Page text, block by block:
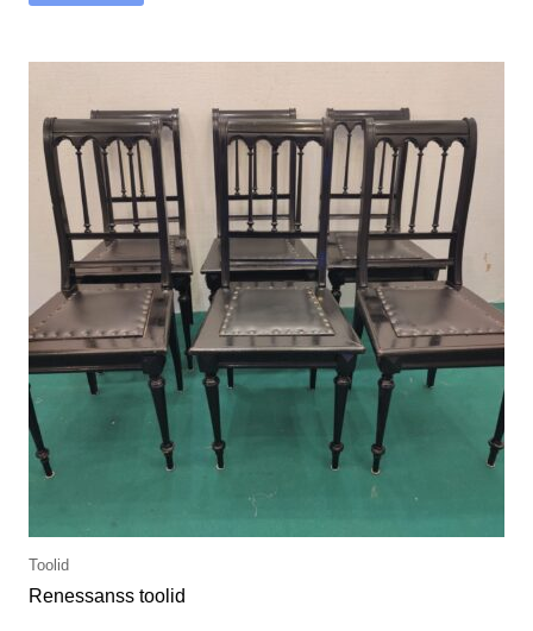
Toolid
Renessanss toolid